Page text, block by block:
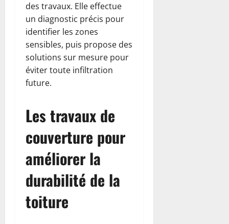
des travaux. Elle effectue
un diagnostic précis pour
identifier les zones
sensibles, puis propose des
solutions sur mesure pour
éviter toute infiltration
future.
Les travaux de
couverture pour
améliorer la
durabilité de la
toiture